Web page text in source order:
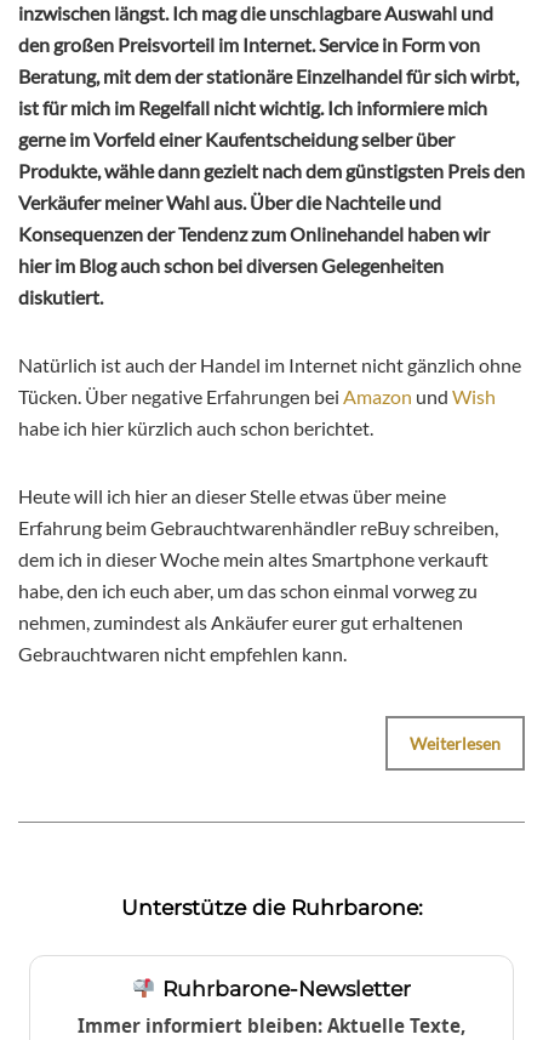
inzwischen längst. Ich mag die unschlagbare Auswahl und
den großen Preisvorteil im Internet. Service in Form von
Beratung, mit dem der stationäre Einzelhandel für sich wirbt,
ist für mich im Regelfall nicht wichtig. Ich informiere mich
gerne im Vorfeld einer Kaufentscheidung selber über
Produkte, wähle dann gezielt nach dem günstigsten Preis den
Verkäufer meiner Wahl aus. Über die Nachteile und
Konsequenzen der Tendenz zum Onlinehandel haben wir
hier im Blog auch schon bei diversen Gelegenheiten
diskutiert.
Natürlich ist auch der Handel im Internet nicht gänzlich ohne
Tücken. Über negative Erfahrungen bei Amazon und Wish
habe ich hier kürzlich auch schon berichtet.
Heute will ich hier an dieser Stelle etwas über meine
Erfahrung beim Gebrauchtwarenhändler reBuy schreiben,
dem ich in dieser Woche mein altes Smartphone verkauft
habe, den ich euch aber, um das schon einmal vorweg zu
nehmen, zumindest als Ankäufer eurer gut erhaltenen
Gebrauchtwaren nicht empfehlen kann.
Weiterlesen
Unterstütze die Ruhrbarone:
Ruhrbarone-Newsletter
Immer informiert bleiben: Aktuelle Texte,